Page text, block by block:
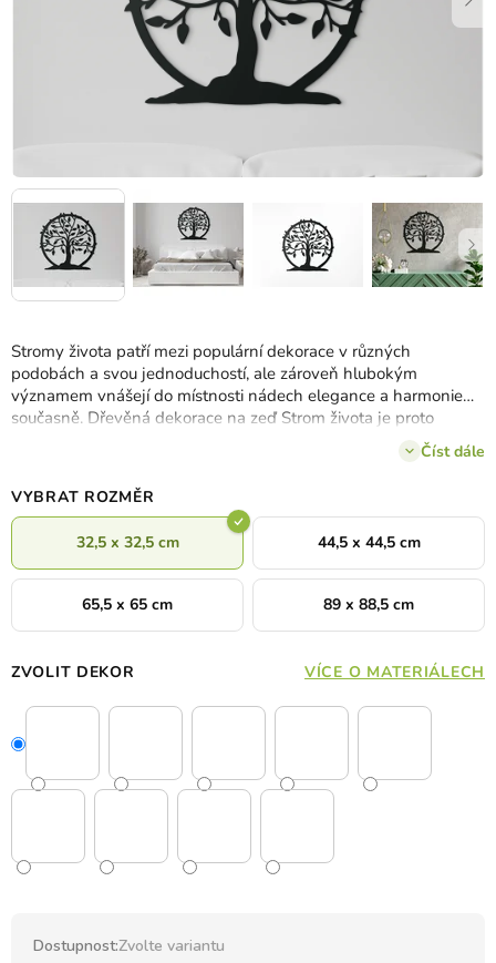
Stromy života patří mezi populární dekorace v různých
podobách a svou jednoduchostí, ale zároveň hlubokým
významem vnášejí do místnosti nádech elegance a harmonie
současně. Dřevěná dekorace na zeď Strom života je proto
Číst dále
VYBRAT ROZMĚR
32,5 x 32,5 cm 44,5 x 44,5 cm
65,5 x 65 cm 89 x 88,5 cm
ZVOLIT DEKOR VÍCE O MATERIÁLECH
Dostupnost:Zvolte variantu